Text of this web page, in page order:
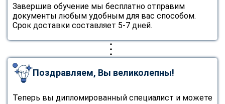
Завершив обучение мы бесплатно отправим
документы любым удобным для вас способом.
Срок доставки составляет 5-7 дней.
Поздравляем, Вы великолепны!
Теперь вы дипломированный специалист и можете